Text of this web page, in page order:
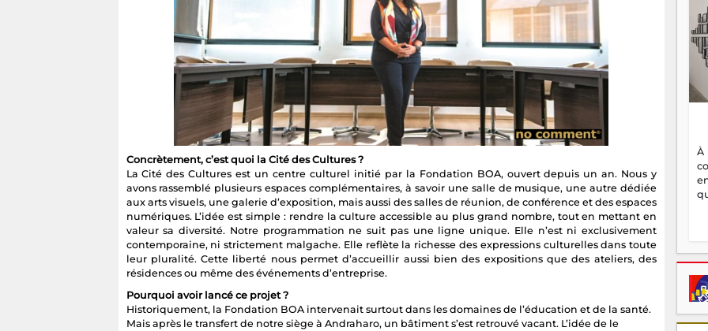
Concrètement, c’est quoi la Cité des Cultures ?
La Cité des Cultures est un centre culturel initié par la Fondation BOA, ouvert depuis un an. Nous y
avons rassemblé plusieurs espaces complémentaires, à savoir une salle de musique, une autre dédiée
aux arts visuels, une galerie d’exposition, mais aussi des salles de réunion, de conférence et des espaces
numériques. L’idée est simple : rendre la culture accessible au plus grand nombre, tout en mettant en
valeur sa diversité. Notre programmation ne suit pas une ligne unique. Elle n’est ni exclusivement
contemporaine, ni strictement malgache. Elle reflète la richesse des expressions culturelles dans toute
leur pluralité. Cette liberté nous permet d’accueillir aussi bien des expositions que des ateliers, des
résidences ou même des événements d’entreprise.
Pourquoi avoir lancé ce projet ?
Historiquement, la Fondation BOA intervenait surtout dans les domaines de l’éducation et de la santé.
Mais après le transfert de notre siège à Andraharo, un bâtiment s’est retrouvé vacant. L’idée de le